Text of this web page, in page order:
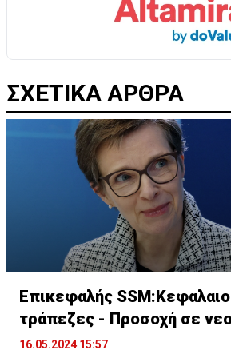
ΣΧΕΤΙΚΑ ΑΡΘΡΑ
Επικεφαλής
τράπεζες - Προσοχή σε
κινδύνους
16.05.2024 15:57